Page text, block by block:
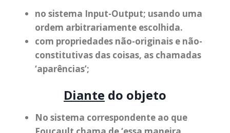
no sistema Input-Output; usando uma
ordem arbitrariamente escolhida.
com propriedades não-originais e não-
constitutivas das coisas, as chamadas
‘aparências’;
Diante do objeto
No sistema correspondente ao que